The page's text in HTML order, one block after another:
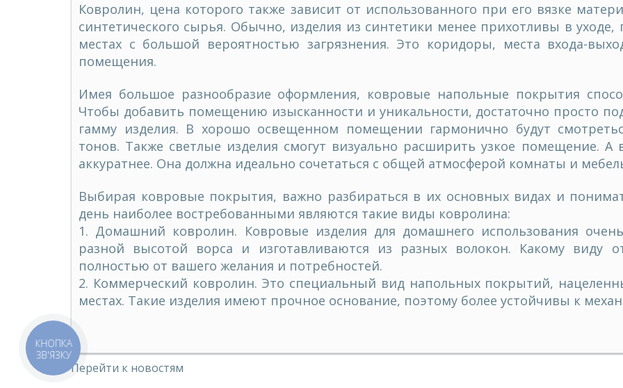
Ковролин, цена которого также зависит от использованного при его вязке
синтетического сырья. Обычно, изделия из синтетики менее прихотливы в
местах с большой вероятностью загрязнения. Это коридоры, места входа-
помещения.
Имея большое разнообразие оформления, ковровые напольные покрытия
Чтобы добавить помещению изысканности и уникальности, достаточно просто
гамму изделия. В хорошо освещенном помещении гармонично будут
тонов. Также светлые изделия смогут визуально расширить узкое помещение. А
аккуратнее. Она должна идеально сочетаться с общей атмосферой комнаты и
Выбирая ковровые покрытия, важно разбираться в их основных видах и
день наиболее востребованными являются такие виды ковролина:
1. Домашний ковролин. Ковровые изделия для домашнего использования
разной высотой ворса и изготавливаются из разных волокон. Какому виду
полностью от вашего желания и потребностей.
2. Коммерческий ковролин. Это специальный вид напольных покрытий,
местах. Такие изделия имеют прочное основание, поэтому более устойчивы к
Перейти к новостям
КНОПКА
ЗВ'ЯЗКУ